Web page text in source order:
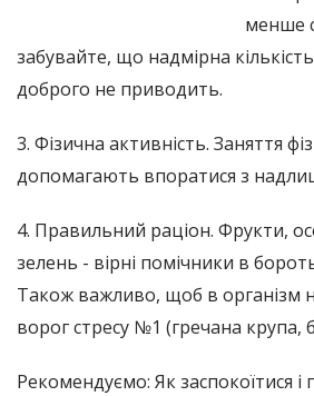
менше
забувайте, що надмірна
доброго не приводить.
3. Фізична активність. Заняття
допомагають впоратися з
4. Правильний раціон. Фрукти,
зелень - вірні помічники в
Також важливо, щоб в організм
ворог стресу №1 (гречана крупа,
Рекомендуємо: Як заспокоїтися і